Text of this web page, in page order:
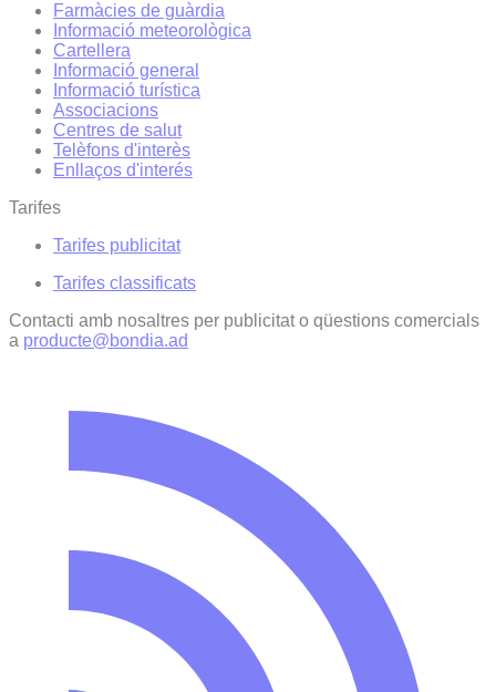
Farmàcies de guàrdia
Informació meteorològica
Cartellera
Informació general
Informació turística
Associacions
Centres de salut
Telèfons d'interès
Enllaços d'interés
Tarifes
Tarifes publicitat
Tarifes classificats
Contacti amb nosaltres per publicitat o qüestions comercials
a producte@bondia.ad